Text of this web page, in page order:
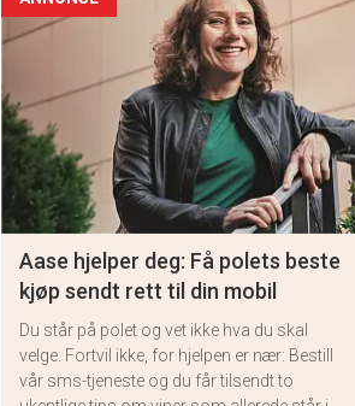
Aase hjelper deg: Få polets beste
kjøp sendt rett til din mobil
Du står på polet og vet ikke hva du skal
velge. Fortvil ikke, for hjelpen er nær: Bestill
vår sms-tjeneste og du får tilsendt to